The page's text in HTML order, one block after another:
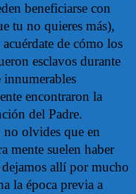
beneficiarse con
tu no quieres más),
de cómo los
esclavos durante
encontraron la
del Padre.
no olvides que en
mente suelen haber
dejamos allí por mucho
la época previa a